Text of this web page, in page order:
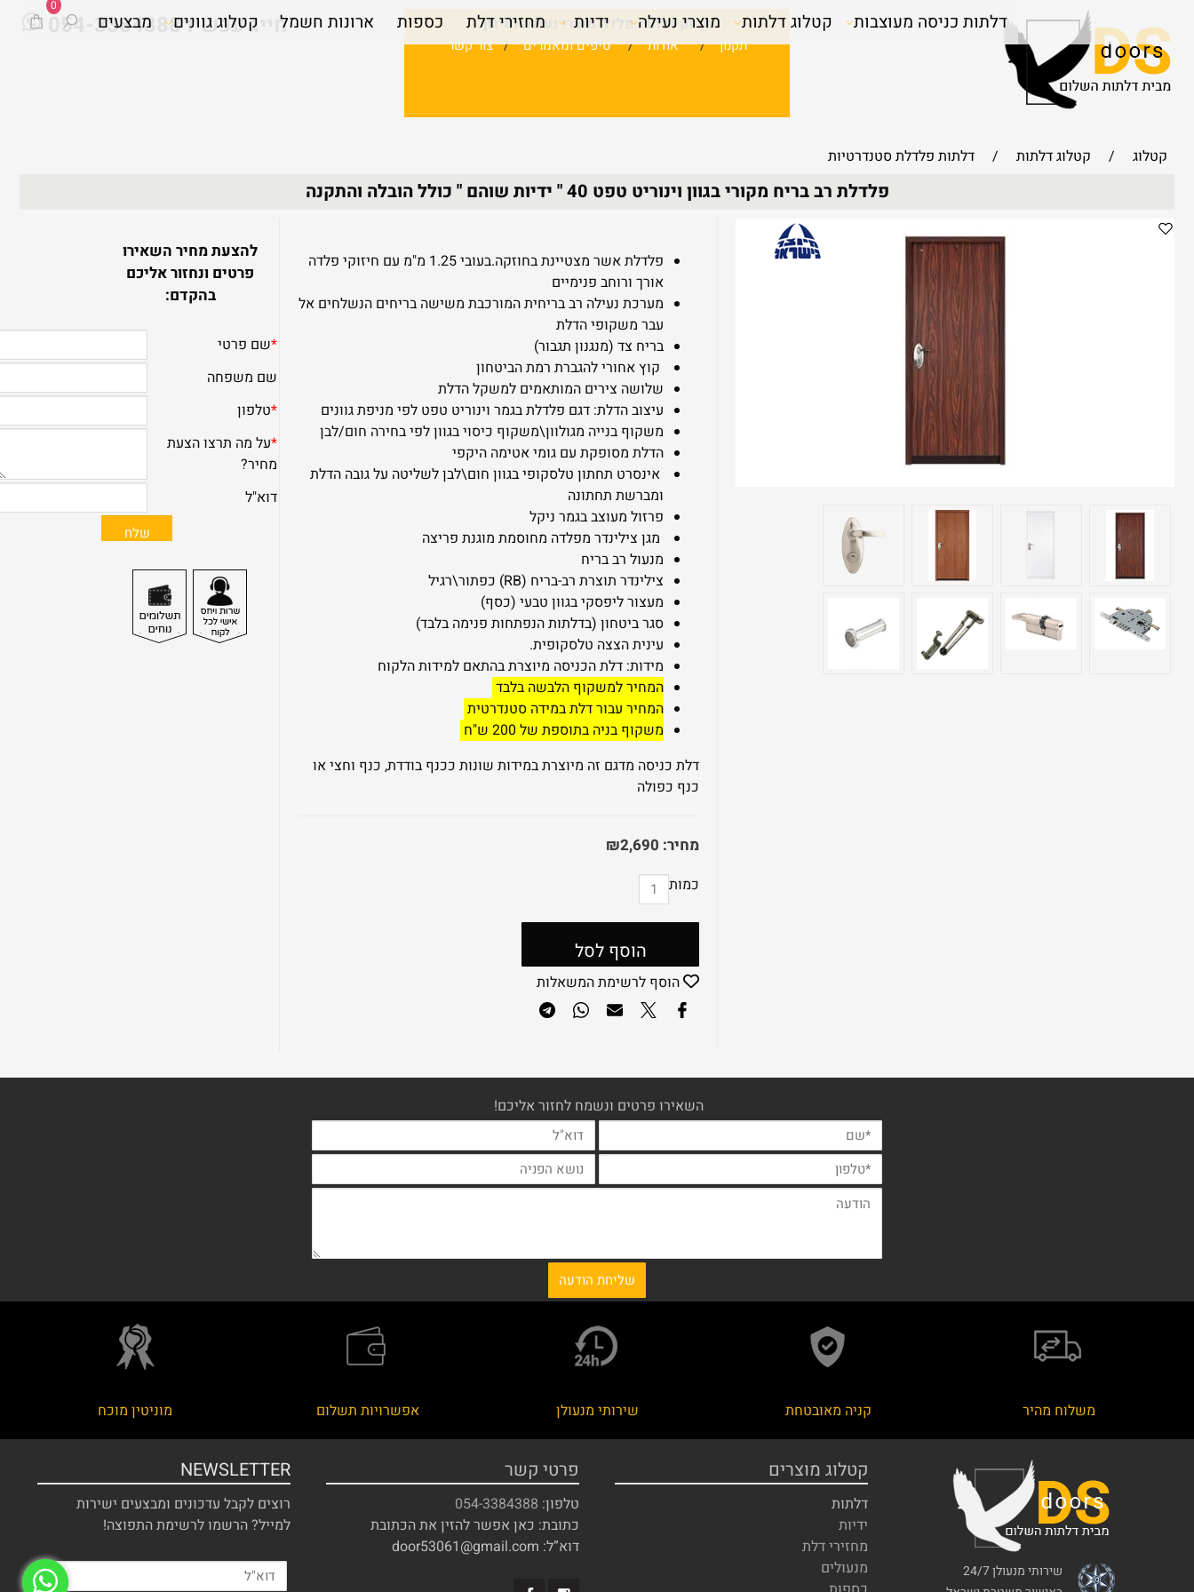
שיווק דלתות פלדה מוצרי נעילה ומיגון
תקנון / אודות / טיפים ומאמרים /צור קשר
חייג עכשיו 054-3384388
0
דלתות כניסה מעוצבות קטלוג דלתות מוצרי נעילה ידיות מחזירי דלת כספות ארונות חשמל קטלוג גוונים מבצעים
קטלוג / קטלוג דלתות / דלתות פלדלת סטנדרטיות
פלדלת רב בריח מקורי בגוון וינוריט טפט 40 " ידיות שוהם " כולל הובלה והתקנה
פלדלת אשר מצטיינת בחוזקה.בעובי 1.25 מ"מ עם חיזוקי פלדה
אורך ורוחב פנימיים
מערכת נעילה רב בריחית המורכבת משישה בריחים הנשלחים אל
עבר משקופי הדלת
בריח צד (מנגנון תגבור)
קוץ אחורי להגברת רמת הביטחון
שלושה צירים המותאמים למשקל הדלת
עיצוב הדלת: דגם פלדלת בגמר וינוריט טפט לפי מניפת גוונים
משקוף בנייה מגולוון\משקוף כיסוי בגוון לפי בחירה חום/לבן
הדלת מסופקת עם גומי אטימה היקפי
אינסרט תחתון טלסקופי בגוון חום\לבן לשליטה על גובה הדלת
ומברשת תחתונה
פרזול מעוצב בגמר ניקל
מגן צילינדר מפלדה מחוסמת מוגנת פריצה
מנעול רב בריח
צילינדר תוצרת רב-בריח (RB) כפתור\רגיל
מעצור ליפסקי בגוון טבעי (כסף)
סגר ביטחון (בדלתות הנפתחות פנימה בלבד)
עינית הצצה טלסקופית.
מידות: דלת הכניסה מיוצרת בהתאם למידות הלקוח
המחיר למשקוף הלבשה בלבד
המחיר עבור דלת במידה סטנדרטית
משקוף בניה בתוספת של 200 ש"ח
דלת כניסה מדגם זה מיוצרת במידות שונות ככנף בודדת, כנף וחצי או
כנף כפולה
מחיר: ₪2,690
כמות
הוסף לסל
הוסף לרשימת המשאלות
להצעת מחיר השאירו
פרטים ונחזור אליכם
בהקדם:
השאירו פרטים ונשמח לחזור אליכם!
משלוח מהיר קניה מאובטחת שירותי מנעולן אפשרויות תשלום מוניטין מוכח
שירותי מנעולן 24/7
קטלוג מוצרים
דלתות
ידיות
מחזירי דלת
מנעולים
פרטי קשר
טלפון: 054-3384388
כתובת: כאן אפשר להזין את הכתובת
דוא”ל: door53061@gmail.com
NEWSLETTER
רוצים לקבל עדכונים ומבצעים ישירות
למייל? הרשמו לרשימת התפוצה!